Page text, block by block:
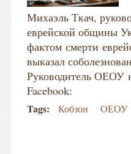
Михаэль Ткач,
еврейской общины
фактом смерти
выказал
Руководитель ОЕОУ
Facebook:
Tags: Кобзон ОЕОУ